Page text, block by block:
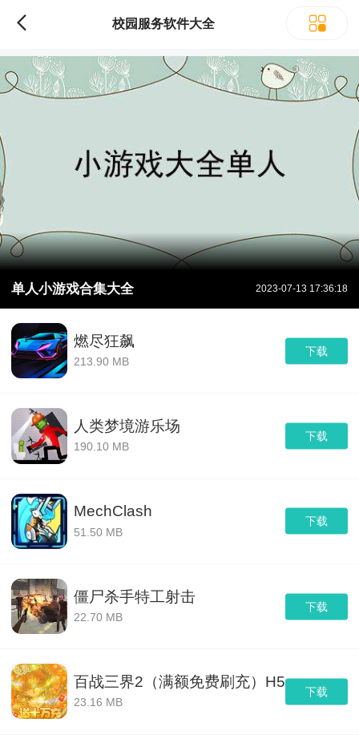
校园服务软件大全
单人小游戏合集大全 2023-07-13 17:36:18
下载
燃尽狂飙
213.90 MB
下载
人类梦境游乐场
190.10 MB
下载
MechClash
51.50 MB
下载
僵尸杀手特工射击
22.70 MB
下载
百战三界2（满额免费刷充）H5
23.16 MB